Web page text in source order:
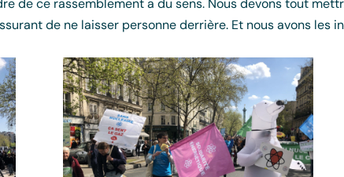
de ce rassemblement a du sens. Nous devons tout
de ne laisser personne derrière. Et nous avons les